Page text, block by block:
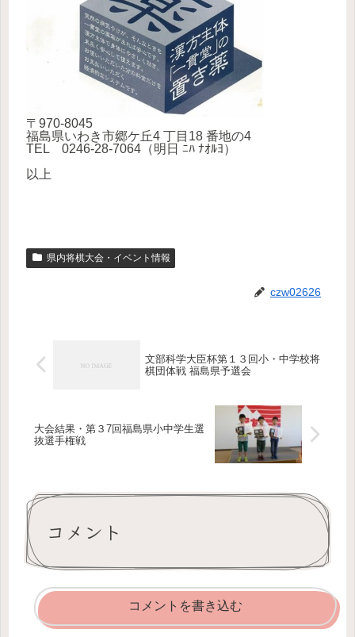
〒970-8045
福島県いわき市郷ケ丘4 丁目18 番地の4
TEL 0246-28-7064（明日 ﾆﾊ ﾅｵﾙﾖ）
以上
県内将棋大会・イベント情報
czw02626
文部科学大臣杯第１３回小・中学校将
棋団体戦 福島県予選会
大会結果・第３7回福島県小中学生選
抜選手権戦
コメント
コメントを書き込む